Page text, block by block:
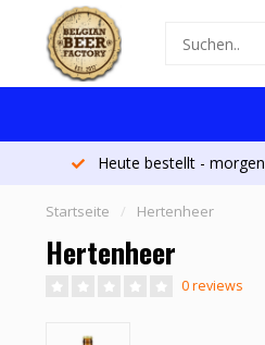
Heute bestellt -
Startseite / Hertenheer
Hertenheer
0 reviews